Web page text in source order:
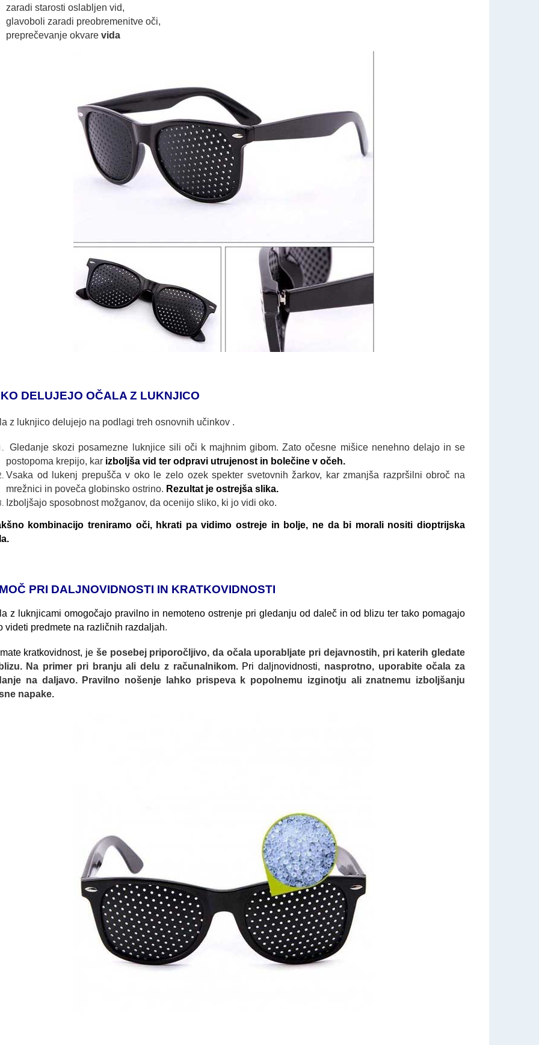
zaradi starosti oslabljen vid,
glavoboli zaradi preobremenitve oči,
preprečevanje okvare vida
DELUJEJO OČALA Z LUKNJICO
z luknjico delujejo na podlagi treh osnovnih učinkov .
Gledanje skozi posamezne luknjice sili oči k majhnim gibom. Zato očesne mišice nenehno delajo in se
postopoma krepijo, kar izboljša vid ter odpravi utrujenost in bolečine v očeh.
Vsaka od lukenj prepušča v oko le zelo ozek spekter svetovnih žarkov, kar zmanjša razpršilni obroč na
mrežnici in poveča globinsko ostrino. Rezultat je ostrejša slika.
Izboljšajo sposobnost možganov, da ocenijo sliko, ki jo vidi oko.
kombinacijo treniramo oči, hkrati pa vidimo ostreje in bolje, ne da bi morali nositi dioptrijska
PRI DALJNOVIDNOSTI IN KRATKOVIDNOSTI
z luknjicami omogočajo pravilno in nemoteno ostrenje pri gledanju od daleč in od blizu ter tako pomagajo
videti predmete na različnih razdaljah.
kratkovidnost, je še posebej priporočljivo, da očala uporabljate pri dejavnostih, pri katerih gledate
Na primer pri branju ali delu z računalnikom. Pri daljnovidnosti, nasprotno, uporabite očala za
na daljavo. Pravilno nošenje lahko prispeva k popolnemu izginotju ali znatnemu izboljšanju
napake.